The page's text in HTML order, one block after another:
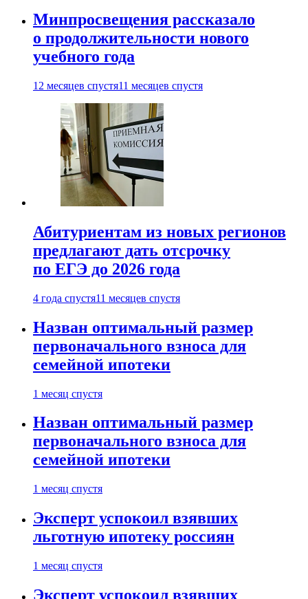
Минпросвещения рассказало
о продолжительности нового
учебного года
12 месяцев спустя11 месяцев спустя
Абитуриентам из новых регионов
предлагают дать отсрочку
по ЕГЭ до 2026 года
4 года спустя11 месяцев спустя
Назван оптимальный размер
первоначального взноса для
семейной ипотеки
1 месяц спустя
Назван оптимальный размер
первоначального взноса для
семейной ипотеки
1 месяц спустя
Эксперт успокоил взявших
льготную ипотеку россиян
1 месяц спустя
Эксперт успокоил взявших